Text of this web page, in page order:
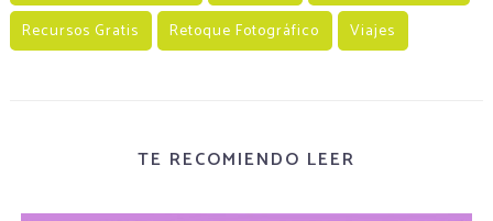
Recursos Gratis
Retoque Fotográfico Viajes
TE RECOMIENDO LEER